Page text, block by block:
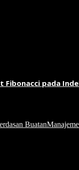
Fibonacci pada
Buatan